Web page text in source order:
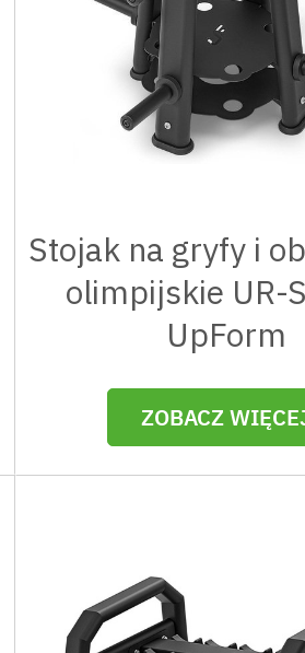
Stojak na gryfy i
olimpijskie UR-
UpForm
ZOBACZ